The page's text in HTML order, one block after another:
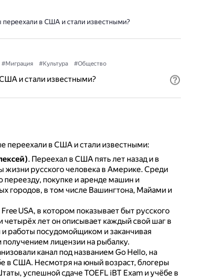
переехали в США и стали известными?
#Миграция #Культура #Общество
и стали известными?
переехали в США и стали известными:
. Переехал в США пять лет назад и в
жизни русского человека в Америке. Среди
покупке и аренде машин и
городов, в том числе Вашингтона, Майами и
USA, в котором показывает быт русского
четырёх лет он описывает каждый свой шаг в
работы посудомойщиком и заканчивая
лицензии на рыбалку.
канал под названием Go Hello, на
в США. Несмотря на юный возраст, блогеры
успешной сдаче TOEFL iBT Exam и учёбе в